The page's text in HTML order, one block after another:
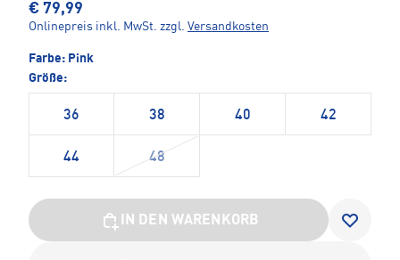
€ 79,99
Onlinepreis inkl. MwSt. zzgl. Versandkosten
Farbe: Pink
Größe:
36 38 40 42
44 48
IN DEN WARENKORB